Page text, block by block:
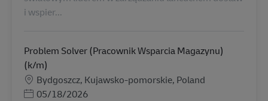
i wspier...
Problem Solver (Pracownik Wsparcia Magazynu)
(k/m)
Місцезнаходження
Bydgoszcz, Kujawsko-pomorskie, Poland
Posted Date
05/18/2026